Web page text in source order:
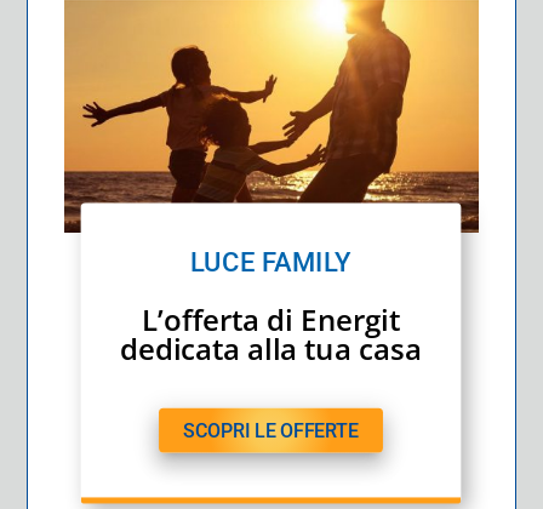
LUCE FAMILY
L’offerta di Energit
dedicata alla tua casa
SCOPRI LE OFFERTE